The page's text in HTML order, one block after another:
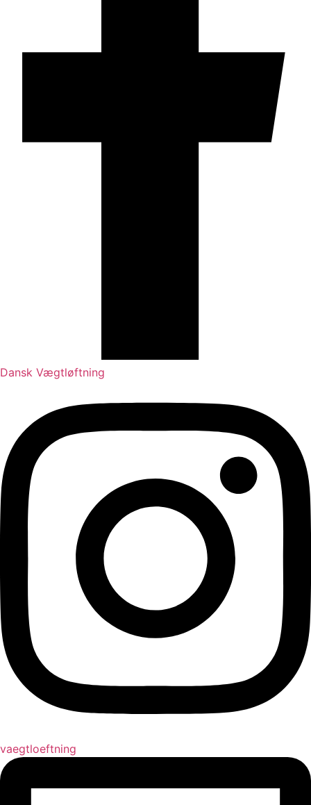
Dansk Vægtløftning
vaegtloeftning